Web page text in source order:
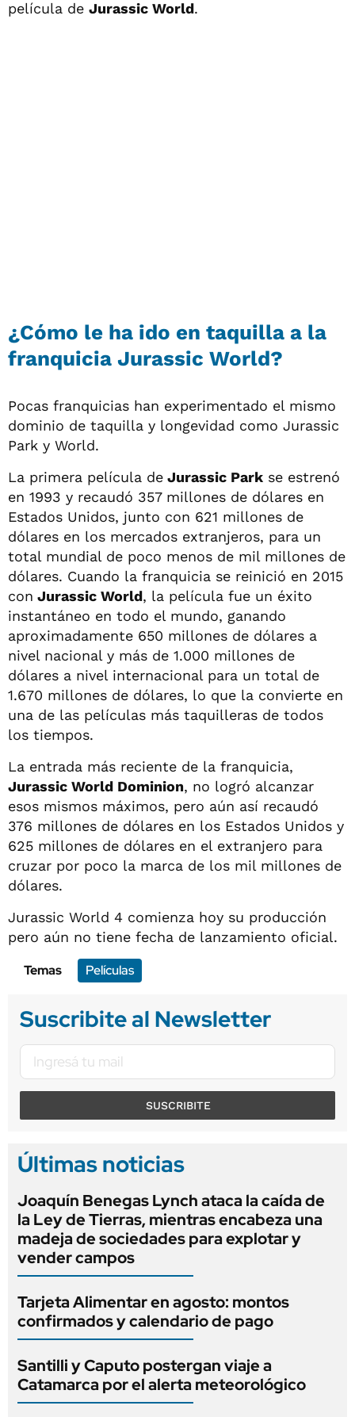
película de Jurassic World.
¿Cómo le ha ido en taquilla a la
franquicia Jurassic World?
Pocas franquicias han experimentado el mismo
dominio de taquilla y longevidad como Jurassic
Park y World.
La primera película de Jurassic Park se estrenó
en 1993 y recaudó 357 millones de dólares en
Estados Unidos, junto con 621 millones de
dólares en los mercados extranjeros, para un
total mundial de poco menos de mil millones de
dólares. Cuando la franquicia se reinició en 2015
con Jurassic World, la película fue un éxito
instantáneo en todo el mundo, ganando
aproximadamente 650 millones de dólares a
nivel nacional y más de 1.000 millones de
dólares a nivel internacional para un total de
1.670 millones de dólares, lo que la convierte en
una de las películas más taquilleras de todos
los tiempos.
La entrada más reciente de la franquicia,
Jurassic World Dominion, no logró alcanzar
esos mismos máximos, pero aún así recaudó
376 millones de dólares en los Estados Unidos y
625 millones de dólares en el extranjero para
cruzar por poco la marca de los mil millones de
dólares.
Jurassic World 4 comienza hoy su producción
pero aún no tiene fecha de lanzamiento oficial.
Temas
Películas
Suscribite al Newsletter
SUSCRIBITE
Últimas noticias
Joaquín Benegas Lynch ataca la caída de
la Ley de Tierras, mientras encabeza una
madeja de sociedades para explotar y
vender campos
Tarjeta Alimentar en agosto: montos
confirmados y calendario de pago
Santilli y Caputo postergan viaje a
Catamarca por el alerta meteorológico